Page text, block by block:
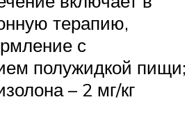
терапию,
с
полужидкой пищи;
– 2 мг/кг